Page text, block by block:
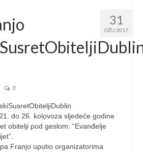
31
OŽU 2017
0
do 26. kolovoza sljedeće godine
obitelji pod geslom: “Evanđelje
Franjo uputio organizatorima